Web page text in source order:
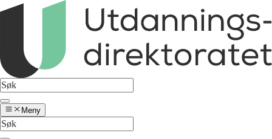
Meny